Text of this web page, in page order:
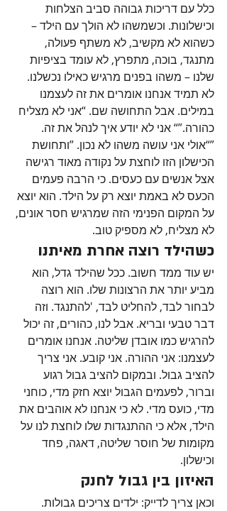
כלל עם דריכות גבוהה סביב הצלחות
וכישלונות. וכשמשהו לא הולך עם הילד –
כשהוא לא מקשיב, לא משתף פעולה,
מתנגד, בוכה, מתפרץ, לא עומד בציפיות
שלנו – משהו בפנים מרגיש כאילו נכשלנו.
לא תמיד אנחנו אומרים את זה לעצמנו
במילים. אבל התחושה שם. “אני לא מצליח
כהורה.”“ אני לא יודע איך לנהל את זה.
”“אולי אני עושה משהו לא נכון. ”ותחושת
הכישלון הזו לוחצת על נקודה מאוד רגישה
אצל אנשים עם כעסים. כי הרבה פעמים
הכעס לא באמת יוצא רק על הילד. הוא יוצא
על המקום הפנימי הזה שמרגיש חסר אונים,
לא מצליח, לא מספיק טוב.
כשהילד רוצה אחרת מאיתנו
יש עוד ממד חשוב. ככל שהילד גדל, הוא
מביע יותר את הרצונות שלו. הוא רוצה
לבחור לבד, להחליט לבד, 'להתנגד. וזה
דבר טבעי ובריא. אבל לנו, כהורים, זה יכול
להרגיש כמו אובדן שליטה. אנחנו אומרים
לעצמנו: אני ההורה. אני קובע. אני צריך
להציב גבול. ובמקום להציב גבול רגוע
וברור, לפעמים הגבול יוצא חזק מדי, כוחני
מדי, כועס מדי. לא כי אנחנו לא אוהבים את
הילד, אלא כי ההתנגדות שלו לוחצת לנו על
מקומות של חוסר שליטה, דאגה, פחד
וכישלון.
האיזון בין גבול לחנק
וכאן צריך לדייק: ילדים צריכים גבולות.